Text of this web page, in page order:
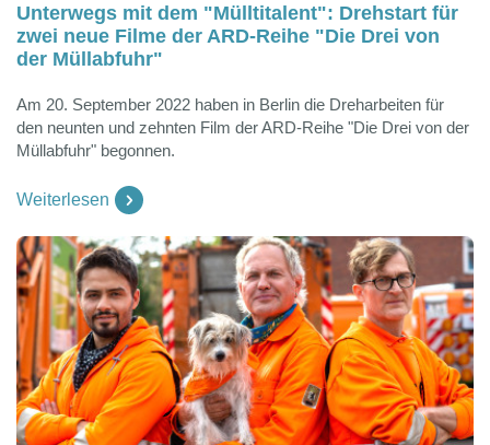
Unterwegs mit dem "Mülltitalent": Drehstart für
zwei neue Filme der ARD-Reihe "Die Drei von
der Müllabfuhr"
Am 20. September 2022 haben in Berlin die Dreharbeiten für
den neunten und zehnten Film der ARD-Reihe "Die Drei von der
Müllabfuhr" begonnen.
Weiterlesen